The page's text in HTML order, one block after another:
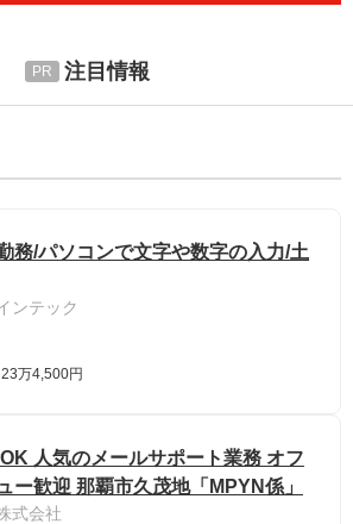
注目情報
務/パソコンで文字や数字の入力/土
ンテック
万4,500円
人気のメールサポート業務 オフ
ー歓迎 那覇市久茂地「MPYN係」
式会社